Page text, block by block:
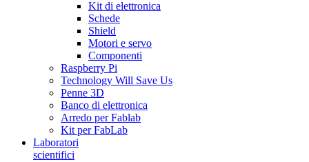
Kit di elettronica
Schede
Shield
Motori e servo
Componenti
Raspberry Pi
Technology Will Save Us
Penne 3D
Banco di elettronica
Arredo per Fablab
Kit per FabLab
Laboratori
scientifici